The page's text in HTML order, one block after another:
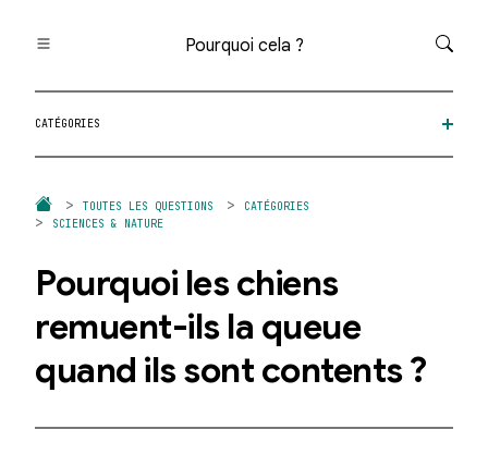
Pourquoi cela ?
Toutes les questions
Catégories
Question au hasard
CATÉGORIES
TOUTES LES QUESTIONS
CATÉGORIES
SCIENCES & NATURE
Pourquoi les chiens
remuent-ils la queue
quand ils sont contents ?